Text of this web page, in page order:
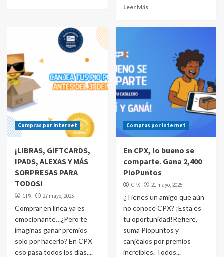
Leer Más
Compras por internet
¡LIBRAS, GIFTCARDS,
IPADS, ALEXAS Y MÁS
SORPRESAS PARA
TODOS!
CPX 27 mayo, 2025
Comprar en línea ya es
emocionante…¿Pero te
imaginas ganar premios
solo por hacerlo? En CPX
eso pasa todos los días....
Compras por internet
En CPX, lo bueno se
comparte. Gana 2,400
PioPuntos
CPX 21 mayo, 2025
¿Tienes un amigo que aún
no conoce CPX? ¡Esta es
tu oportunidad!Refiere,
suma Piopuntos y
canjéalos por premios
increíbles. Todos...